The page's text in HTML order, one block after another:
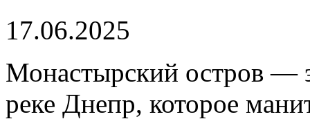
17.06.2025
Монастырский остров —
реке Днепр, которое